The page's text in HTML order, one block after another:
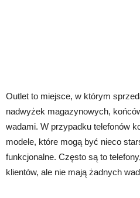
Outlet to miejsce, w którym
nadwyżek magazynowych,
wadami. W przypadku telefonów
modele, które mogą być nieco
funkcjonalne. Często są to
klientów, ale nie mają żadnych